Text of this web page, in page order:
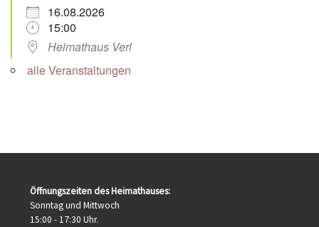
16.08.2026
15:00
Heimathaus Verl
alle Veranstaltungen
Öffnungszeiten des Heimathauses:
Sonntag und Mittwoch
15:00 - 17:30 Uhr.